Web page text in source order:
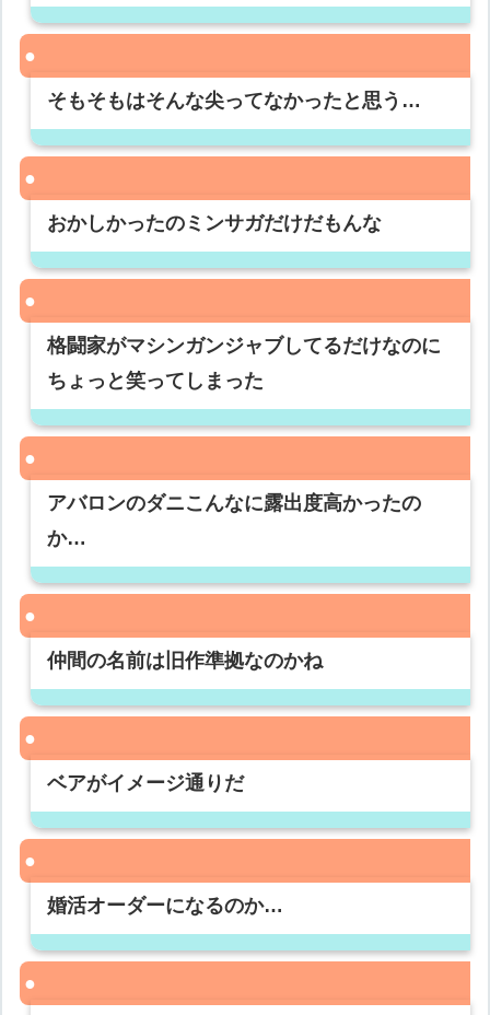
そもそもはそんな尖ってなかったと思う…
おかしかったのミンサガだけだもんな
格闘家がマシンガンジャブしてるだけなのに
ちょっと笑ってしまった
アバロンのダニこんなに露出度高かったの
か…
仲間の名前は旧作準拠なのかね
ベアがイメージ通りだ
婚活オーダーになるのか…